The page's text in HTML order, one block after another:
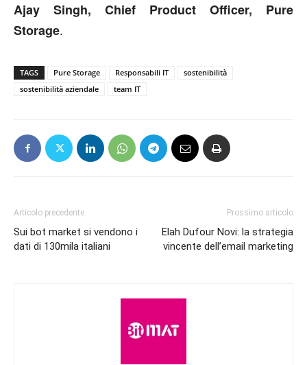
Ajay Singh, Chief Product Officer, Pure
Storage.
TAGS Pure Storage Responsabili IT
sostenibilità
sostenibilità aziendale
team IT
Articolo precedente
Sui bot market si vendono i
dati di 130mila italiani
Prossimo articolo
Elah Dufour Novi: la strategia
vincente dell’email marketing